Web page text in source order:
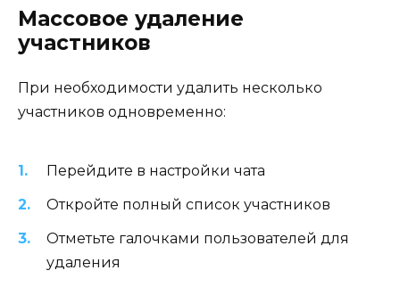
Массовое удаление
участников
При необходимости удалить несколько
участников одновременно:
Перейдите в настройки чата
Откройте полный список участников
Отметьте галочками пользователей для
удаления